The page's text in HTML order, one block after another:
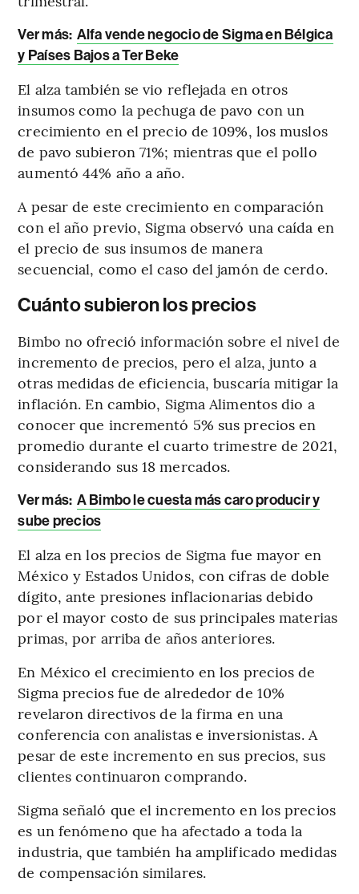
Ver más: Alfa vende negocio de Sigma en Bélgica
y Países Bajos a Ter Beke
El alza también se vio reflejada en otros
insumos como la pechuga de pavo con un
crecimiento en el precio de 109%, los muslos
de pavo subieron 71%; mientras que el pollo
aumentó 44% año a año.
A pesar de este crecimiento en comparación
con el año previo, Sigma observó una caída en
el precio de sus insumos de manera
secuencial, como el caso del jamón de cerdo.
Cuánto subieron los precios
Bimbo no ofreció información sobre el nivel de
incremento de precios, pero el alza, junto a
otras medidas de eficiencia, buscaría mitigar la
inflación. En cambio, Sigma Alimentos dio a
conocer que incrementó 5% sus precios en
promedio durante el cuarto trimestre de 2021,
considerando sus 18 mercados.
Ver más: A Bimbo le cuesta más caro producir y
sube precios
El alza en los precios de Sigma fue mayor en
México y Estados Unidos, con cifras de doble
dígito, ante presiones inflacionarias debido
por el mayor costo de sus principales materias
primas, por arriba de años anteriores.
En México el crecimiento en los precios de
Sigma precios fue de alrededor de 10%
revelaron directivos de la firma en una
conferencia con analistas e inversionistas. A
pesar de este incremento en sus precios, sus
clientes continuaron comprando.
Sigma señaló que el incremento en los precios
es un fenómeno que ha afectado a toda la
industria, que también ha amplificado medidas
de compensación similares.